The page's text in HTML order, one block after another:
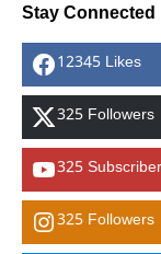
Stay Connected
12345 Likes
325 Followers
325
325 Followers